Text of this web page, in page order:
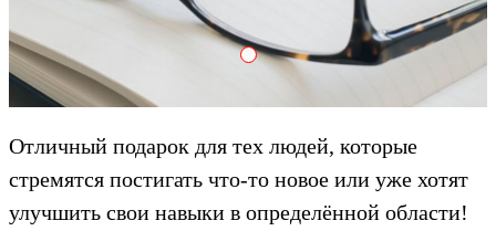
Adrenalin Crank Dzheyson
Отличный подарок для тех людей, которые
стремятся постигать что-то новое или уже хотят
улучшить свои навыки в определённой области!